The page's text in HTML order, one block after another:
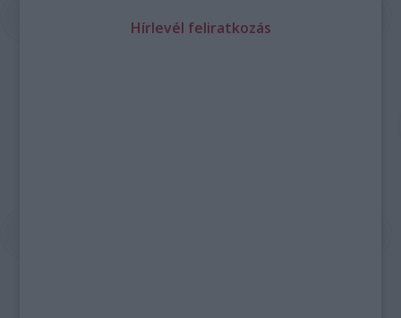
Hírlevél feliratkozás